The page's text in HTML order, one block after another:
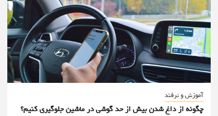
آموزش و ترفند
چگونه از داغ شدن بیش از حد گوشی در ماشین جلوگیری کنیم؟